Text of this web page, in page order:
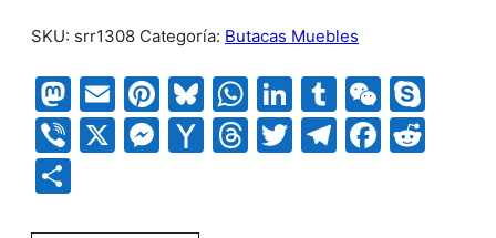
SKU: srr1308 Categoría: Butacas Muebles
Mastodon
EmailPinterest
Bluesky
WhatsApp
LinkedIn
Tumblr
Viber
X Messenger
Yahoo
Threads
Twitter
Telegram